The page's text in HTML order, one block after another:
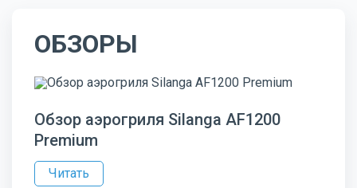
ОБЗОРЫ
Обзор аэрогриля Silanga AF1200
Premium
Читать